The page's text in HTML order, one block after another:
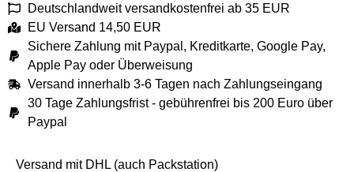
Deutschlandweit versandkostenfrei ab 35 EUR
EU Versand 14,50 EUR
Sichere Zahlung mit Paypal, Kreditkarte, Google Pay,
Apple Pay oder Überweisung
Versand innerhalb 3-6 Tagen nach Zahlungseingang
30 Tage Zahlungsfrist - gebührenfrei bis 200 Euro über
Paypal
Versand mit DHL (auch Packstation)